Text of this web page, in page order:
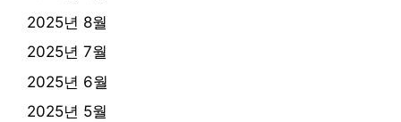
2025년 8월
2025년 7월
2025년 6월
2025년 5월